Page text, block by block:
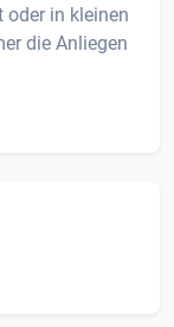
oder in kleinen
die Anliegen